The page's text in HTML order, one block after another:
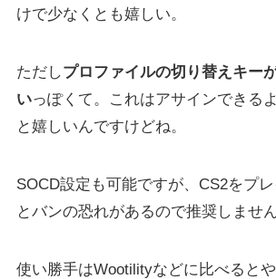
けで少なくとも嬉しい。
ただしプロファイルの切り替えキー
いっぽくて。これはアサインできる
と嬉しいんですけどね。
SOCD設定も可能ですが、CS2をプ
とバンの恐れがあるので推奨しません
使い勝手はWootilityなどに比べるとや